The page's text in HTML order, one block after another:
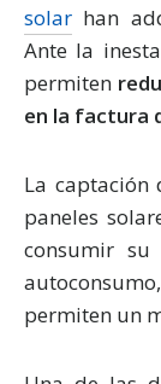
solar han
Ante la
permiten
en la factura
La captación
paneles
consumir su
permiten un